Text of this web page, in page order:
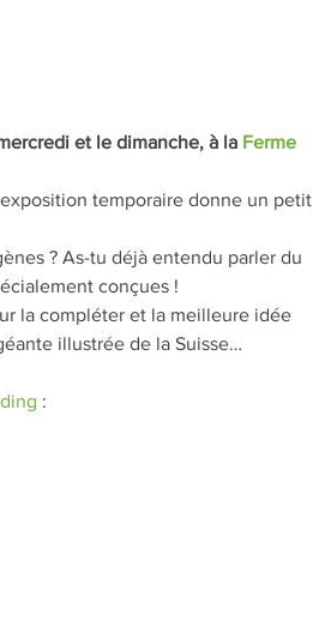
et le dimanche, à la Ferme
temporaire donne un petit
? As-tu déjà entendu parler du
conçues !
la compléter et la meilleure idée
illustrée de la Suisse…
: